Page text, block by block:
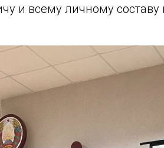
и всему личному составу